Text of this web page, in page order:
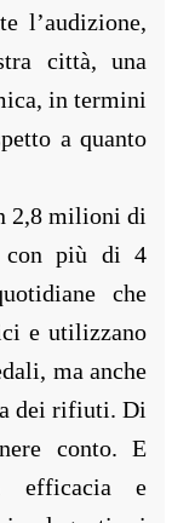
l’audizione,
città, una
in termini
a quanto
2,8 milioni di
con più di 4
che
e utilizzano
ma anche
dei rifiuti. Di
conto. E
efficacia e